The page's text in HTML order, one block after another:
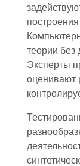
теории
Эксперты
оценивают